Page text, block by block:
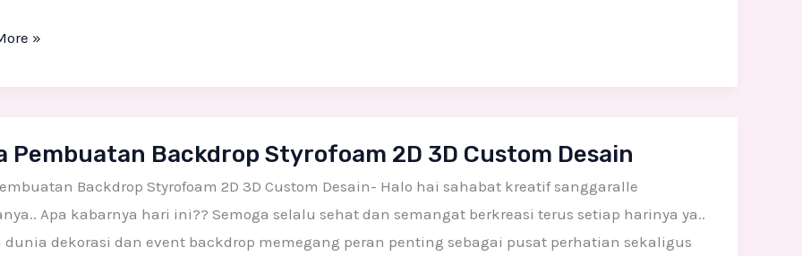
»
Pembuatan Backdrop Styrofoam 2D 3D Custom Desain
Backdrop Styrofoam 2D 3D Custom Desain- Halo hai sahabat kreatif sanggaralle
Apa kabarnya hari ini?? Semoga selalu sehat dan semangat berkreasi terus setiap harinya ya..
dunia dekorasi dan event backdrop memegang peran penting sebagai pusat perhatian sekaligus